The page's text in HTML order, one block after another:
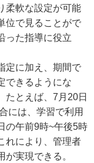
柔軟な設定が可能
位で見ることがで
った指導に役立
定に加え、期間で
できるようにな
たとえば、7月20日
には、学習で利用
の午前9時~午後5時
れにより、管理者
実現できる。